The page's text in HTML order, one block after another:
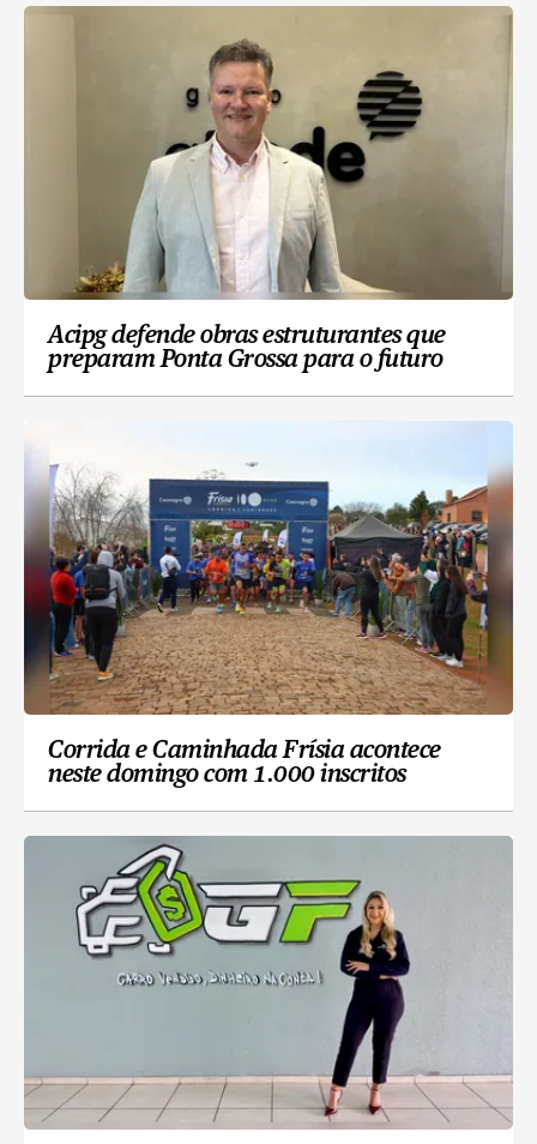
Acipg defende obras estruturantes que
preparam Ponta Grossa para o futuro
Corrida e Caminhada Frísia acontece
neste domingo com 1.000 inscritos